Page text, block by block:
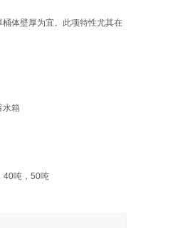
体壁厚为宜。此项特性尤其在
水箱
40吨， 50吨